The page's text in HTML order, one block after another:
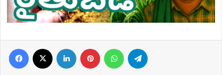
Facebook LinkedIn Pinterest WhatsApp